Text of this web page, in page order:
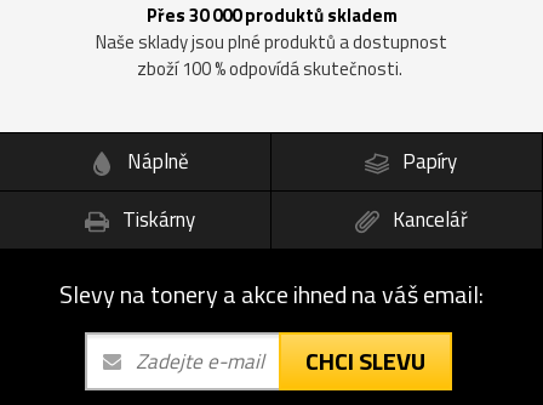
Přes 30 000 produktů skladem
Naše sklady jsou plné produktů a dostupnost
zboží 100 % odpovídá skutečnosti.
Náplně
Papíry
Tiskárny
Kancelář
Slevy na tonery a akce ihned na váš email:
CHCI SLEVU